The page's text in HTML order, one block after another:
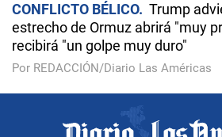
CONFLICTO BÉLICO
Trump
estrecho de Ormuz abrirá "muy
recibirá "un golpe muy duro"
Por REDACCIÓN/Diario Las Américas